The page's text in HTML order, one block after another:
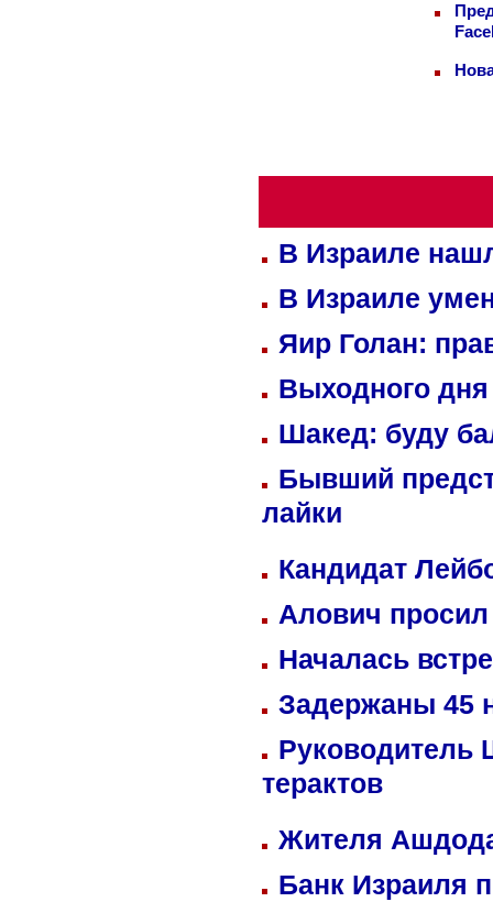
В Израиле
В Израиле
Яир Голан:
Выходного
Шакед: буду
Бывший
лайки
Кандидат
Алович просил
Началась
Задержаны 45
Руководитель
терактов
Жителя
Банк Израиля